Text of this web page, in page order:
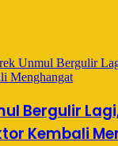
Bergulir
Kembali